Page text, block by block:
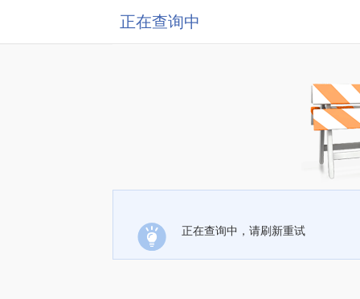
正在查询中
正在查询中，请刷新重试